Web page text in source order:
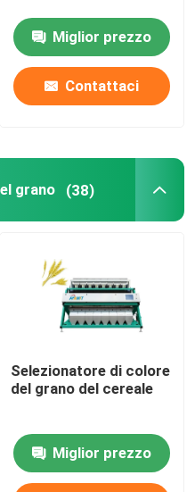
Miglior prezzo
Contattaci
grano (38)
Selezionatore di colore
del grano del cereale
Miglior prezzo